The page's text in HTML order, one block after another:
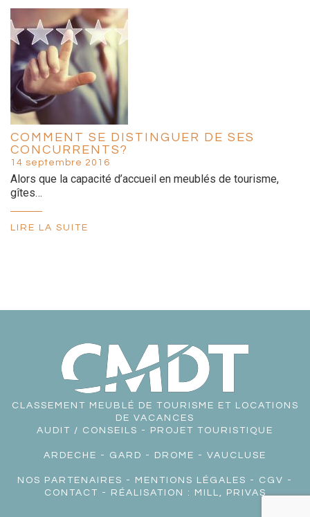
COMMENT SE DISTINGUER DE SES
CONCURRENTS?
14 septembre 2016
Alors que la capacité d’accueil en meublés de tourisme,
gîtes…
LIRE LA SUITE
CLASSEMENT MEUBLÉ DE TOURISME ET LOCATIONS
DE VACANCES
AUDIT / CONSEILS - PROJET TOURISTIQUE
ARDECHE - GARD - DROME - VAUCLUSE
NOS PARTENAIRES - MENTIONS LÉGALES - CGV -
CONTACT - RÉALISATION : MILL, PRIVAS